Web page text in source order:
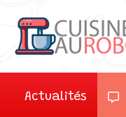
Actualités